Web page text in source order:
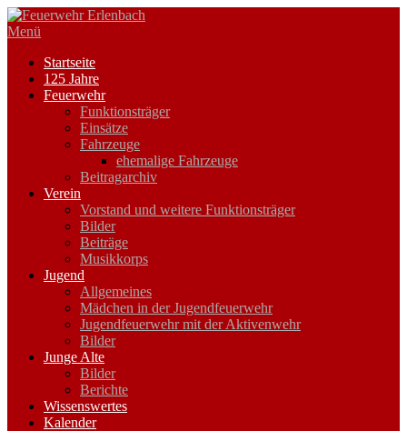
Zum
Inhalt
Menü
Startseite
125 Jahre
Feuerwehr
Funktionsträger
Einsätze
Fahrzeuge
ehemalige Fahrzeuge
Beitragarchiv
Verein
Vorstand und weitere Funktionsträger
Bilder
Beiträge
Musikkorps
Jugend
Allgemeines
Mädchen in der Jugendfeuerwehr
Jugendfeuerwehr mit der Aktivenwehr
Bilder
Junge Alte
Bilder
Berichte
Wissenswertes
Kalender